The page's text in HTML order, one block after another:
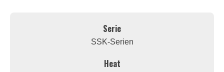
Serie
SSK-Serien
Heat